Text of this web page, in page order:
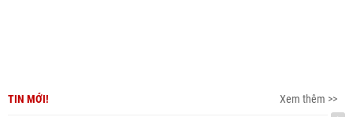
TIN MỚI! Xem thêm >>